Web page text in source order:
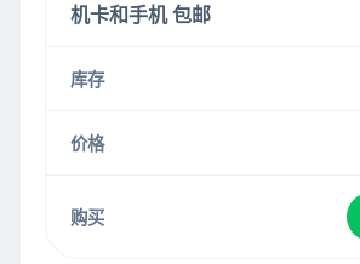
机卡和手机 包邮